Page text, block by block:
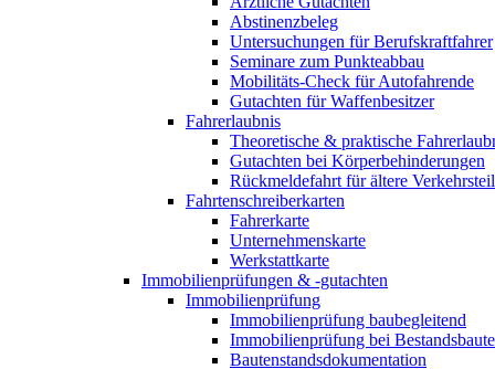
Abstinenzbeleg
Untersuchungen für Berufskraftfahrer
Seminare zum Punkteabbau
Mobilitäts-Check für Autofahrende
Gutachten für Waffenbesitzer
Fahrerlaubnis
Theoretische & praktische
Gutachten bei Körperbehinderungen
Rückmeldefahrt für ältere
Fahrtenschreiberkarten
Fahrerkarte
Unternehmenskarte
Werkstattkarte
Immobilienprüfungen & -gutachten
Immobilienprüfung
Immobilienprüfung baubegleitend
Immobilienprüfung bei
Bautenstandsdokumentation